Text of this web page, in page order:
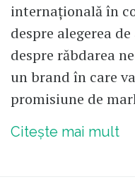
internațională în
despre alegerea
despre răbdarea
un brand în care
promisiune de
Citește mai mult